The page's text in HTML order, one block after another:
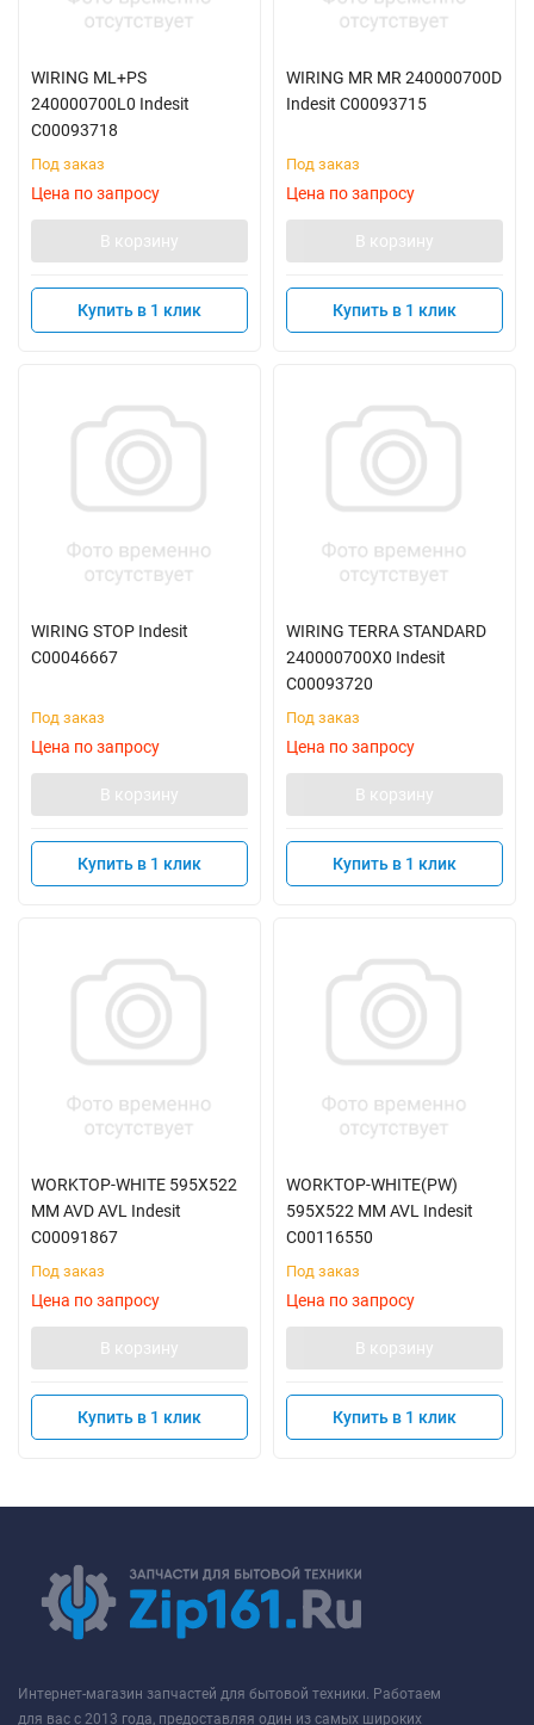
WIRING ML+PS
240000700L0 Indesit
C00093718
Под заказ
Цена по запросу
В корзину
Купить в 1 клик
WIRING MR MR 240000700D
Indesit C00093715
Под заказ
Цена по запросу
В корзину
Купить в 1 клик
WIRING STOP Indesit
C00046667
Под заказ
Цена по запросу
В корзину
Купить в 1 клик
WIRING TERRA STANDARD
240000700X0 Indesit
C00093720
Под заказ
Цена по запросу
В корзину
Купить в 1 клик
WORKTOP-WHITE 595X522
MM AVD AVL Indesit
C00091867
Под заказ
Цена по запросу
В корзину
Купить в 1 клик
WORKTOP-WHITE(PW)
595X522 MM AVL Indesit
C00116550
Под заказ
Цена по запросу
В корзину
Купить в 1 клик
Интернет-магазин запчастей для бытовой техники. Работаем
для вас с 2013 года, предоставляя один из самых широких